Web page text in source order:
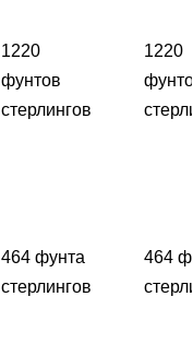
1220
фунтов
стерлингов
1220
464 фунта
стерлингов
464